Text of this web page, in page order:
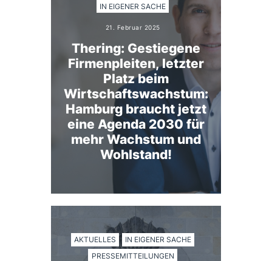
IN EIGENER SACHE
21. Februar 2025
Thering: Gestiegene
Firmenpleiten, letzter
Platz beim
Wirtschaftswachstum:
Hamburg braucht jetzt
eine Agenda 2030 für
mehr Wachstum und
Wohlstand!
AKTUELLES
IN EIGENER SACHE
PRESSEMITTEILUNGEN